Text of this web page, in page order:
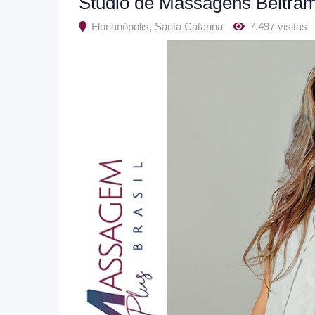
Florianópolis, Santa Catarina 7.497 visitas